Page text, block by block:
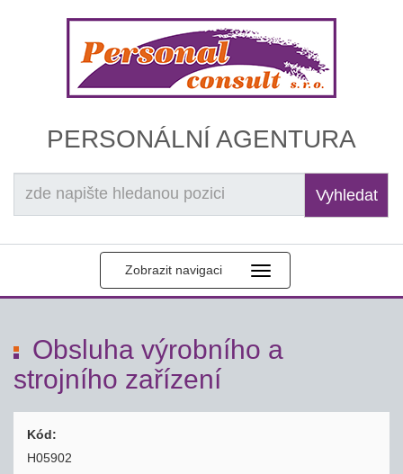
PERSONÁLNÍ AGENTURA
Vyhledat
Zobrazit navigaci
Obsluha výrobního a
strojního zařízení
Kód:
H05902